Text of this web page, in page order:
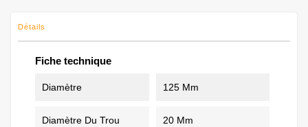
Détails
Fiche technique
Diamètre 125 Mm
Diamètre Du Trou 20 Mm